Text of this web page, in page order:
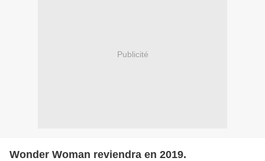
Publicité
Wonder Woman reviendra en 2019.